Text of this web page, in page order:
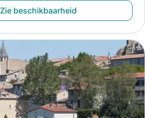
Zie beschikbaarheid